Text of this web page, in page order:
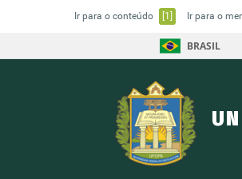
Ir para o conteúdo [1] Ir para o
BRASIL